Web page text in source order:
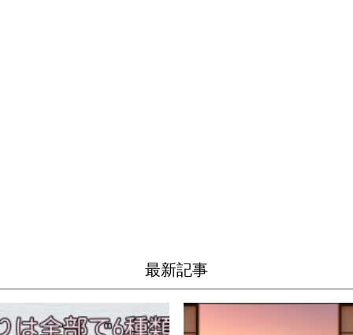
最新記事